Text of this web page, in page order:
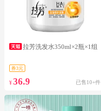
拉芳洗发水350ml×2瓶×1组
券3元
¥ 36.9 已售10+件